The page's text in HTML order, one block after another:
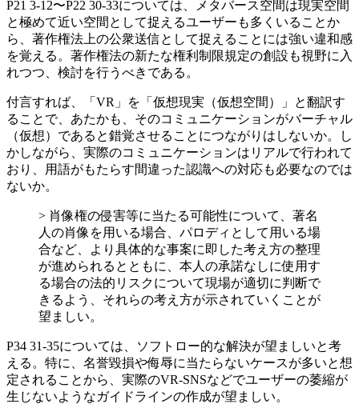
P21 3-12〜P22 30-33については、メタバース空間は現実空間
と極めて近い空間として捉えるユーザーも多くいることか
ら、著作権法上の公衆送信として捉えることには強い違和感
を覚える。著作権法の新たな権利制限規定の創設も視野に入
れつつ、検討を行うべきである。
付言すれば、「VR」を「仮想現実（仮想空間）」と翻訳す
ることで、あたかも、そのコミュニケーションがバーチャル
（仮想）であると錯覚させることにつながりはしないか。し
かしながら、実際のコミュニケーションはリアルで行われて
おり、用語がもたらす間違った認識への対応も必要なのでは
ないか。
> 肖像権の侵害等に当たる可能性について、著名
人の肖像を用いる場合、パロディとして用いる場
合など、より具体的な事案に即した考え方の整理
が進められるとともに、本人の承諾なしに使用す
る場合の法的リスクについて現場が適切に判断で
きるよう、それらの考え方が示されていくことが
望ましい。
P34 31-35については、ソフトロー的な解決が望ましいと考
える。特に、名誉毀損や侮辱に当たらないケースが多いと想
定されることから、実際のVR-SNSなどでユーザーの萎縮が
生じないようなガイドラインの作成が望ましい。